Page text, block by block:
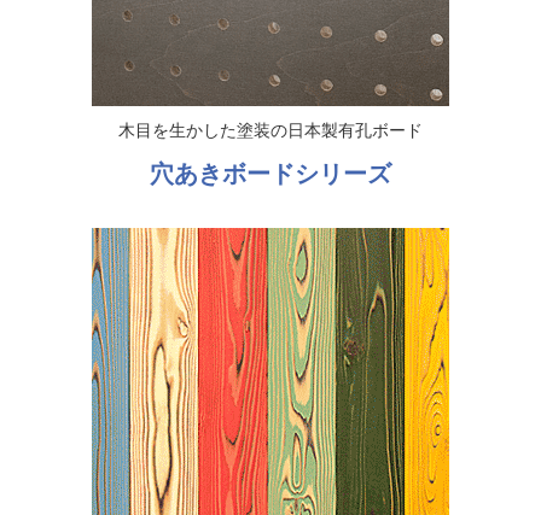
木目を生かした塗装の日本製有孔ボード
穴あきボードシリーズ